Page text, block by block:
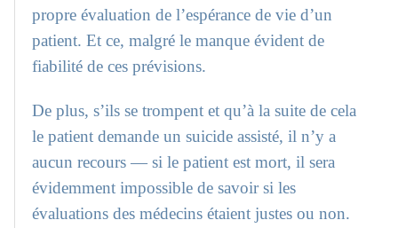
propre évaluation de l’espérance de vie d’un
patient. Et ce, malgré le manque évident de
fiabilité de ces prévisions.
De plus, s’ils se trompent et qu’à la suite de cela
le patient demande un suicide assisté, il n’y a
aucun recours — si le patient est mort, il sera
évidemment impossible de savoir si les
évaluations des médecins étaient justes ou non.